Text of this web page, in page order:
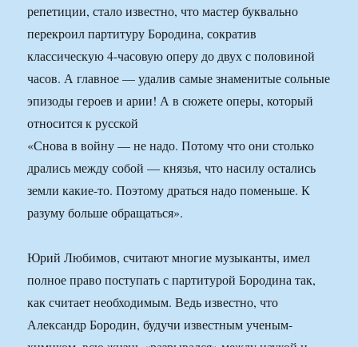
репетиции, стало известно, что мастер буквально
перекроил партитуру Бородина, сократив
классическую 4-часовую оперу до двух с половиной
часов. А главное — удалив самые знаменитые сольные
эпизоды героев и арии! А в сюжете оперы, который
относится к русской
«Снова в войну — не надо. Потому что они столько
дрались между собой — князья, что насилу остались
земли какие-то. Поэтому драться надо поменьше. К
разуму больше обращаться».
Юрий Любимов, считают многие музыканты, имел
полное право поступать с партитурой Бородина так,
как считает необходимым. Ведь известно, что
Александр Бородин, будучи известным ученым-